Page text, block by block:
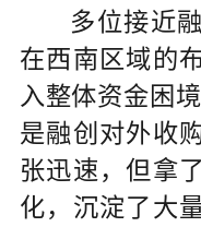
多位接近
在西南区域的
入整体资金困
是融创对外收
张迅速，但拿
化，沉淀了大